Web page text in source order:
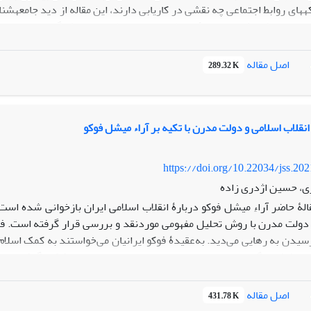
روابط اجتماعی چه نقشی در کاریابی دارند، این مقاله از دید
پژوهش حاضر از بُعد نظری برمبنای نظریه‏های مارک گرانووتر و
از نمونه ‏ای که به‏صورت خوشه‏ای از شهر ابهر در استان
3) با اینکه نظریۀ قوت پیوندهای ضعیف گرانووتر رد می‏شود، یافته‏ها از نظریۀ حک‏شدگی او پشتیبانی می‏کنند.
اصل مقاله 289.32 K
اسلامی و دولت مدرن با تکیه بر آراء میشل فوکو
https://doi.org/10.22034/
حسین اژدری زاده
حاضر آراءِ میشل فوکو دربارۀ انقلاب اسلامی ایران بازخوانی
مدرن با روش تحلیل مفهومی موردنقد و بررسی قرار گرفته است.
به رهایی می‌دید. به‌عقیدۀ فوکو ایرانیان می‌خواستند به کمک
از طرف دیگر، دولت مدرن مبتنی‌بر اصل مصلحت دولت شکل گرفته
را مقدم بر هر امر دیگری می‌داند. مصلحت دولت ایجاب می‌کند
کنترل، به‌هنجارسازی و تنبیه مردم بپردازد. ازاین‌رو، رابطۀ بین
و دولت‌سازی شکافی پرنشدنی وجود دارد. دولت‌سازی در جامعۀ
اصل مقاله 431.78 K